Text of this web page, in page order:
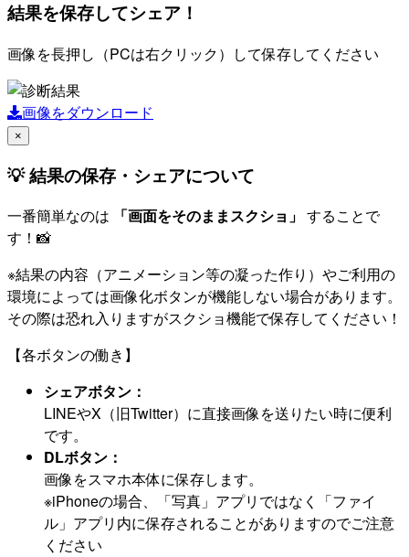
結果を保存してシェア！
画像を長押し（PCは右クリック）して保存してください
画像をダウンロード
×
💡 結果の保存・シェアについて
一番簡単なのは 「画面をそのままスクショ」 することで
す！📸
※結果の内容（アニメーション等の凝った作り）やご利用の
環境によっては画像化ボタンが機能しない場合があります。
その際は恐れ入りますがスクショ機能で保存してください！
【各ボタンの働き】
シェアボタン：
LINEやX（旧Twitter）に直接画像を送りたい時に便利
です。
DLボタン：
画像をスマホ本体に保存します。
※iPhoneの場合、「写真」アプリではなく「ファイ
ル」アプリ内に保存されることがありますのでご注意
ください